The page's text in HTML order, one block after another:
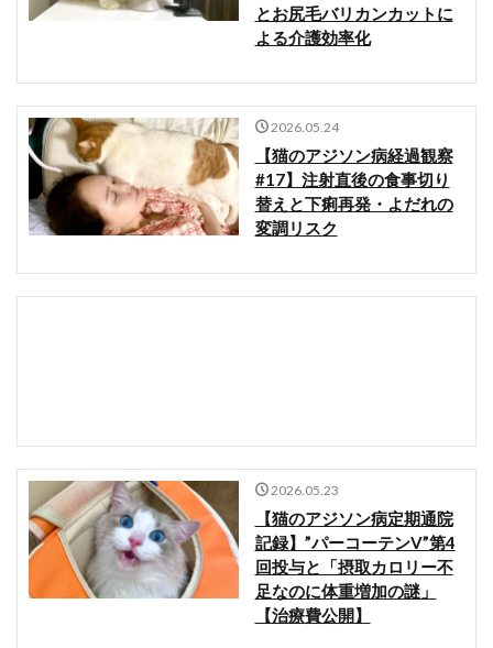
とお尻毛バリカンカットに
よる介護効率化
2026.05.24
【猫のアジソン病経過観察
#17】注射直後の食事切り
替えと下痢再発・よだれの
変調リスク
2026.05.23
【猫のアジソン病定期通院
記録】”パーコーテンV”第4
回投与と「摂取カロリー不
足なのに体重増加の謎」
【治療費公開】